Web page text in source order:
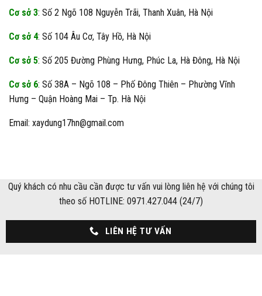
Cơ sở 3: Số 2 Ngõ 108 Nguyễn Trãi, Thanh Xuân, Hà Nội
Cơ sở 4: Số 104 Âu Cơ, Tây Hồ, Hà Nội
Cơ sở 5: Số 205 Đường Phùng Hưng, Phúc La, Hà Đông, Hà Nội
Cơ sở 6: Số 38A – Ngõ 108 – Phố Đông Thiên – Phường Vĩnh
Hưng – Quận Hoàng Mai – Tp. Hà Nội
Email: xaydung17hn@gmail.com
Quý khách có nhu cầu cần được tư vấn vui lòng liên hệ với chúng tôi
theo số HOTLINE: 0971.427.044 (24/7)
LIÊN HỆ TƯ VẤN